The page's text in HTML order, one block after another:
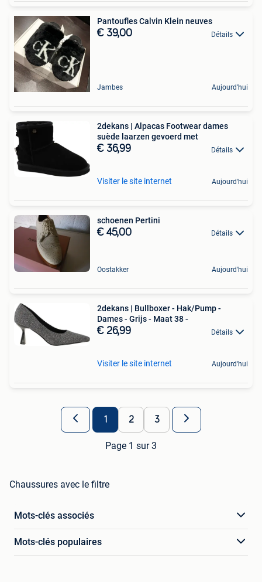
Pantoufles Calvin Klein neuves
€ 39,00 Détails
Jambes Aujourd'hui
2dekans | Alpacas Footwear dames
suède laarzen gevoerd met
€ 36,99 Détails
Visiter le site internet Aujourd'hui
schoenen Pertini
€ 45,00 Détails
Oostakker Aujourd'hui
2dekans | Bullboxer - Hak/Pump -
Dames - Grijs - Maat 38 -
€ 26,99 Détails
Visiter le site internet Aujourd'hui
1 2 3
Page 1 sur 3
Chaussures avec le filtre
Mots-clés associés
Mots-clés populaires